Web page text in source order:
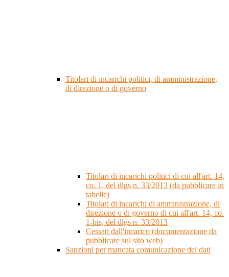
Titolari di incarichi politici, di amministrazione,
di direzione o di governo
Titolari di incarichi politici di cui all'art. 14,
co. 1, del dlgs n. 33/2013 (da pubblicare in
tabelle)
Titolari di incarichi di amministrazione, di
direzione o di governo di cui all'art. 14, co.
1-bis, del dlgs n. 33/2013
Cessati dall'incarico (documentazione da
pubblicare sul sito web)
Sanzioni per mancata comunicazione dei dati